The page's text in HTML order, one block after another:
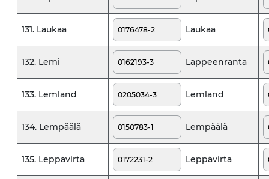
131. Laukaa Laukaa
132. Lemi Lappeenranta
133. Lemland Lemland
134. Lempäälä Lempäälä
135. Leppävirta Leppävirta